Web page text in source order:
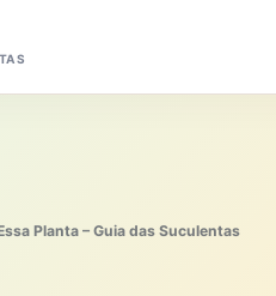
Planta – Guia das Suculentas